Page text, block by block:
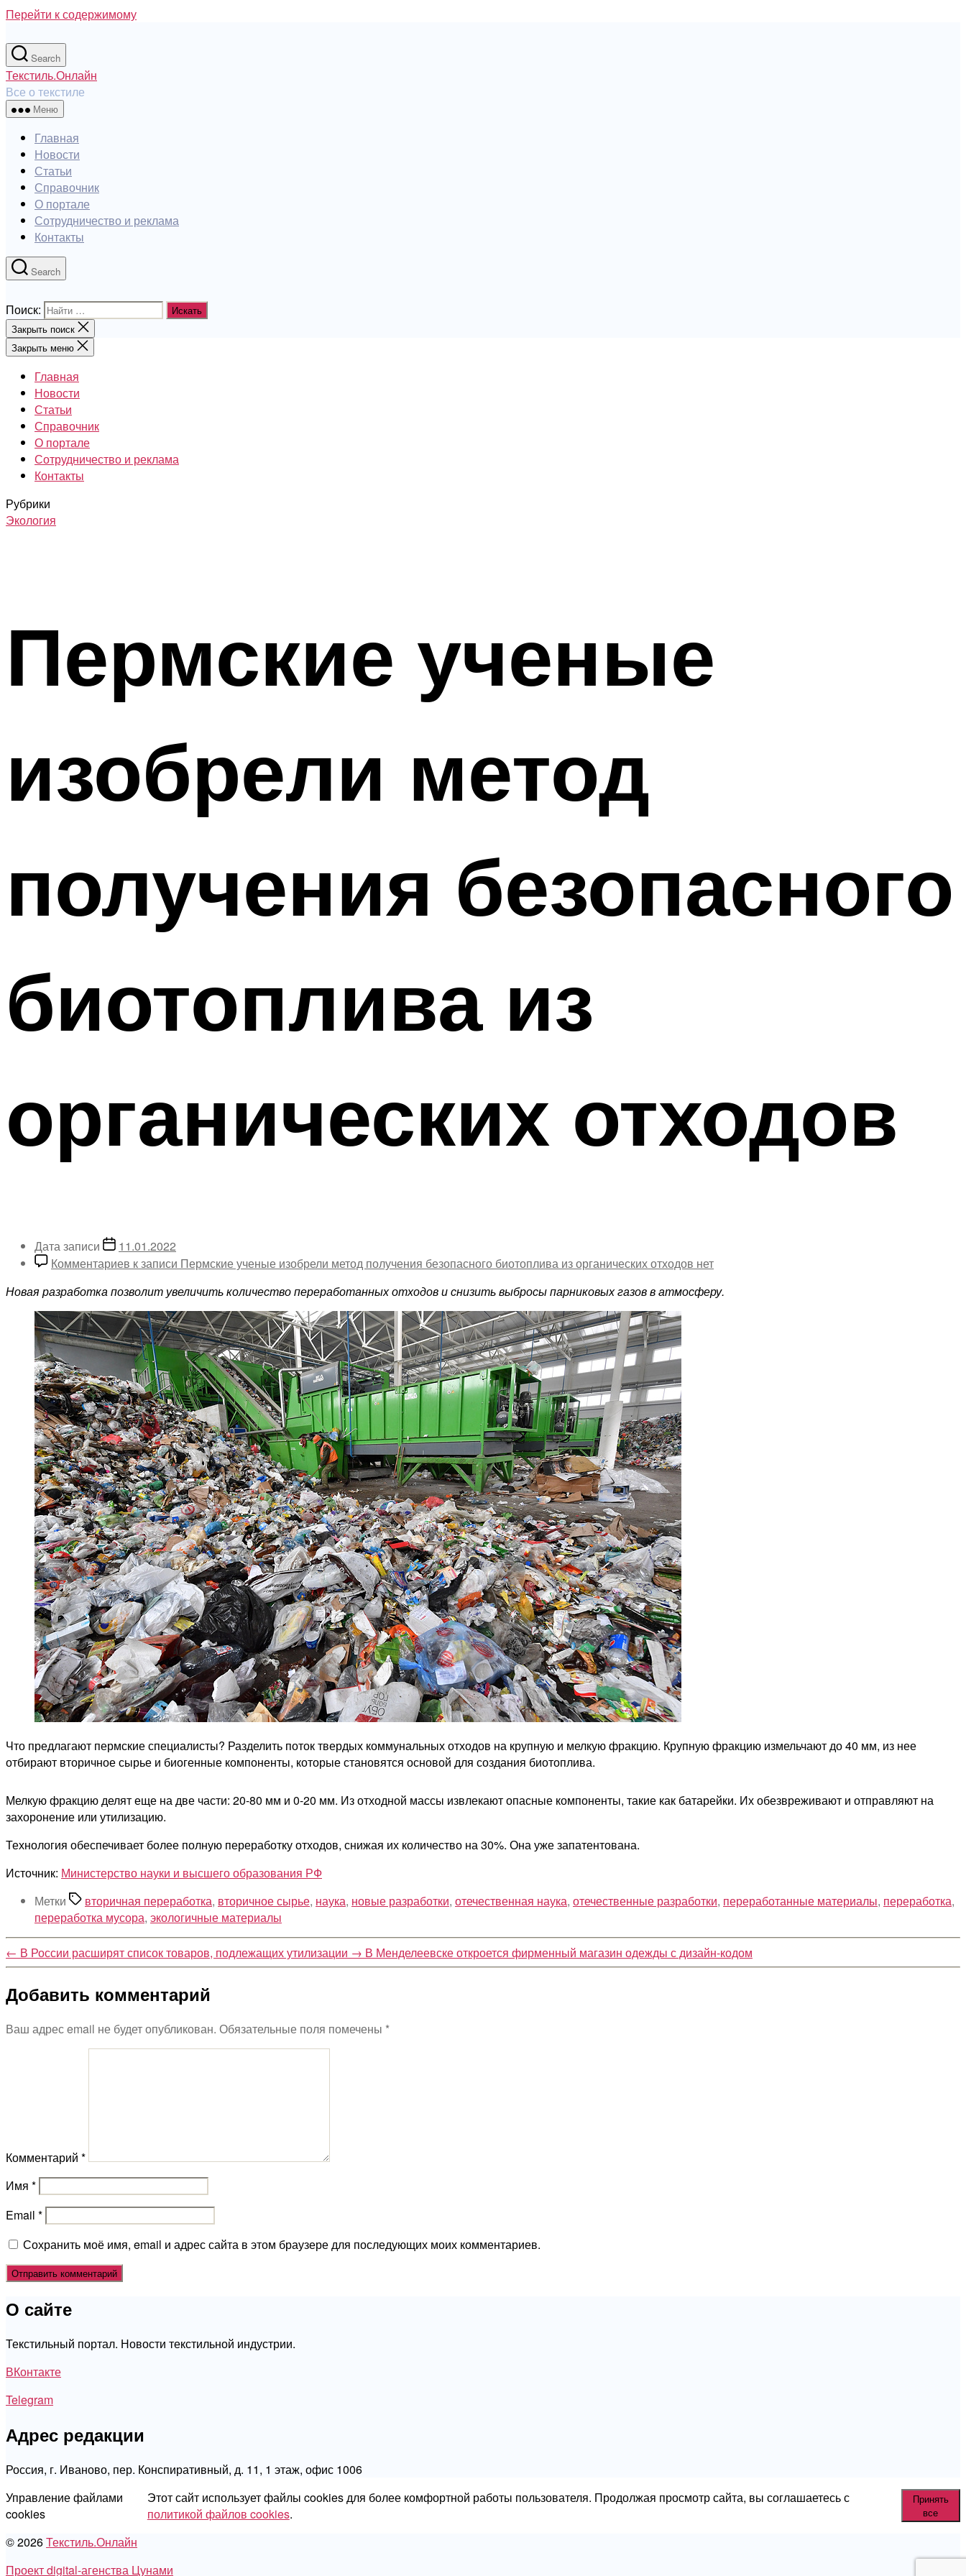
Перейти к содержимому
Search
Текстиль.Онлайн
Все о текстиле
Меню
Главная
Новости
Статьи
Справочник
О портале
Сотрудничество и реклама
Контакты
Search
Поиск:
Закрыть поиск
Закрыть меню
Главная
Новости
Статьи
Справочник
О портале
Сотрудничество и реклама
Контакты
Рубрики
Экология
Пермские ученые
изобрели метод
получения безопасного
биотоплива из
органических отходов
Дата записи
11.01.2022
Комментариев к записи Пермские ученые изобрели метод получения безопасного биотоплива из органических отходов нет
Новая разработка позволит увеличить количество переработанных отходов и снизить выбросы парниковых газов в атмосферу.
Что предлагают пермские специалисты? Разделить поток твердых коммунальных отходов на крупную и мелкую фракцию. Крупную фракцию измельчают до 40 мм, из нее
отбирают вторичное сырье и биогенные компоненты, которые становятся основой для создания биотоплива.
Мелкую фракцию делят еще на две части: 20-80 мм и 0-20 мм. Из отходной массы извлекают опасные компоненты, такие как батарейки. Их обезвреживают и отправляют на
захоронение или утилизацию.
Технология обеспечивает более полную переработку отходов, снижая их количество на 30%. Она уже запатентована.
Источник: Министерство науки и высшего образования РФ
Метки
вторичная переработка, вторичное сырье, наука, новые разработки, отечественная наука, отечественные разработки, переработанные материалы, переработка,
переработка мусора, экологичные материалы
← В России расширят список товаров, подлежащих утилизации → В Менделеевске откроется фирменный магазин одежды с дизайн-кодом
Добавить комментарий
Ваш адрес email не будет опубликован. Обязательные поля помечены *
Комментарий *
Имя *
Email *
Сохранить моё имя, email и адрес сайта в этом браузере для последующих моих комментариев.
О сайте
Текстильный портал. Новости текстильной индустрии.
ВКонтакте
Telegram
Адрес редакции
Россия, г. Иваново, пер. Конспиративный, д. 11, 1 этаж, офис 1006
Управление файлами
cookies
Этот сайт использует файлы cookies для более комфортной работы пользователя. Продолжая просмотр сайта, вы соглашаетесь с
политикой файлов cookies.
Принять
все
© 2026Текстиль.Онлайн
Проект digital-агенства Цунами